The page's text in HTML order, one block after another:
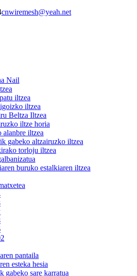
cnwiremesh@yeah.net
Nail
iltzea
iltzea
Beltza Iltzea
iltze horia
alanbre iltzea
gabeko altzairuzko iltzea
torloju iltzea
buruko estalkiaren iltzea
pantaila
esteka hesia
gabeko sare karratua